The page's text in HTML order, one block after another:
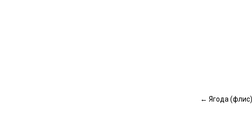
← Ягода (флис)